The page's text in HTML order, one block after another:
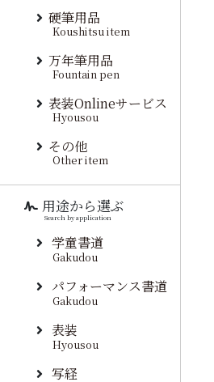
硬筆用品
Koushitsu item
万年筆用品
Fountain pen
表装Onlineサービス
Hyousou
その他
Other item
用途から選ぶ
Search by application
学童書道
Gakudou
パフォーマンス書道
Gakudou
表装
Hyousou
写経